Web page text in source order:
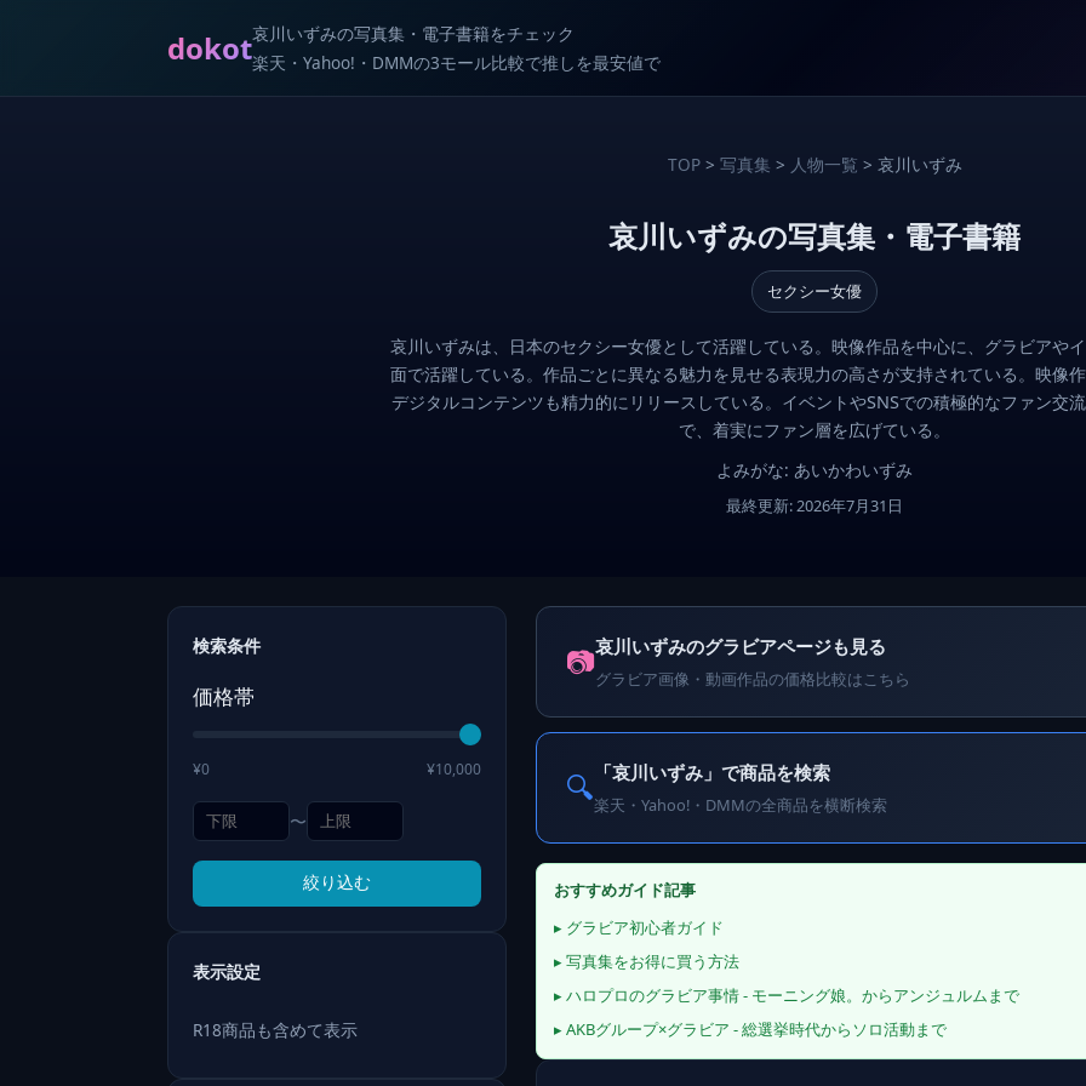
dokot哀川いずみの写真集・電子書籍をチェック
楽天・Yahoo!・DMMの3モール比較で推しを最安値で
TOP> 写真集 > 人物一覧 > 哀川いずみ
哀川いずみの写真集・電子書籍
セクシー女優
哀川いずみは、日本のセクシー女優として活躍している。映像作品を中心に、グラビアや
面で活躍している。作品ごとに異なる魅力を見せる表現力の高さが支持されている。映像
デジタルコンテンツも精力的にリリースしている。イベントやSNSでの積極的なファン交
で、着実にファン層を広げている。
よみがな: あいかわいずみ
最終更新: 2026年7月31日
検索条件
価格帯
¥0 ¥10,000
〜
絞り込む
表示設定
R18商品も含めて表示
📷哀川いずみのグラビアページも見る
グラビア画像・動画作品の価格比較はこちら
🔍 「哀川いずみ」で商品を検索
楽天・Yahoo!・DMMの全商品を横断検索
おすすめガイド記事
▸ グラビア初心者ガイド
▸ 写真集をお得に買う方法
▸ ハロプロのグラビア事情 - モーニング娘。からアンジュルムまで
▸ AKBグループ×グラビア - 総選挙時代からソロ活動まで